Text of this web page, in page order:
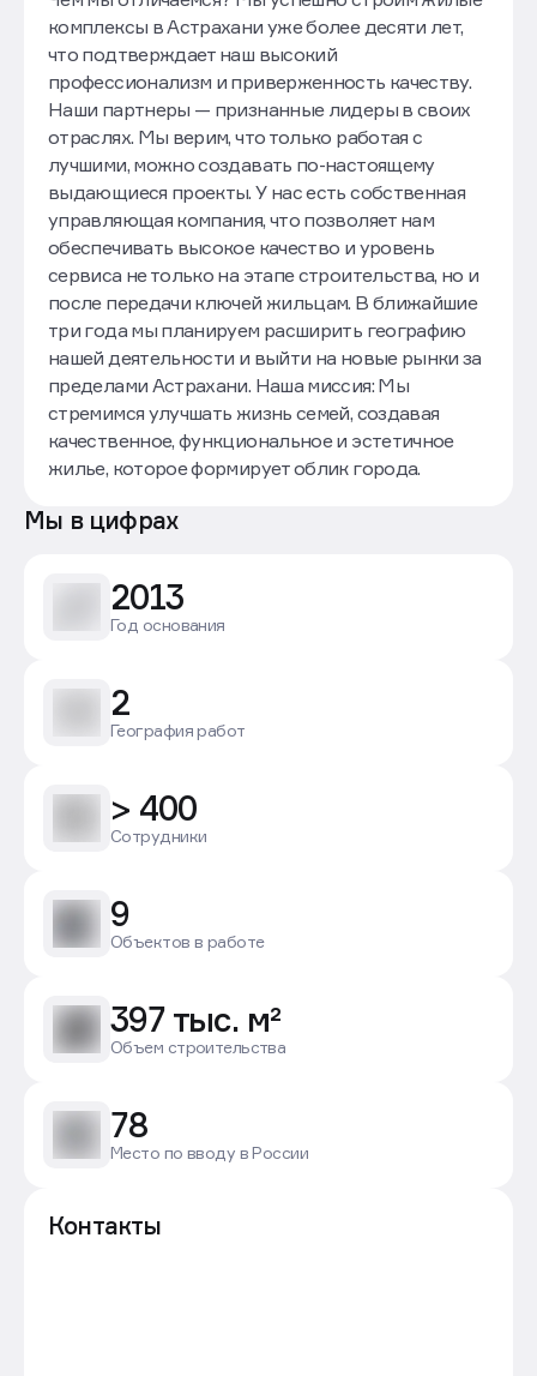
комплексы в Астрахани уже более десяти лет,
что подтверждает наш высокий
профессионализм и приверженность качеству.
Наши партнеры — признанные лидеры в своих
отраслях. Мы верим, что только работая с
лучшими, можно создавать по-настоящему
выдающиеся проекты. У нас есть собственная
управляющая компания, что позволяет нам
обеспечивать высокое качество и уровень
сервиса не только на этапе строительства, но и
после передачи ключей жильцам. В ближайшие
три года мы планируем расширить географию
нашей деятельности и выйти на новые рынки за
пределами Астрахани. Наша миссия: Мы
стремимся улучшать жизнь семей, создавая
качественное, функциональное и эстетичное
жилье, которое формирует облик города.
Мы в цифрах
2013
Год основания
2
География работ
> 400
Сотрудники
9
Объектов в работе
397 тыс. м²
Объем строительства
78
Место по вводу в России
Контакты